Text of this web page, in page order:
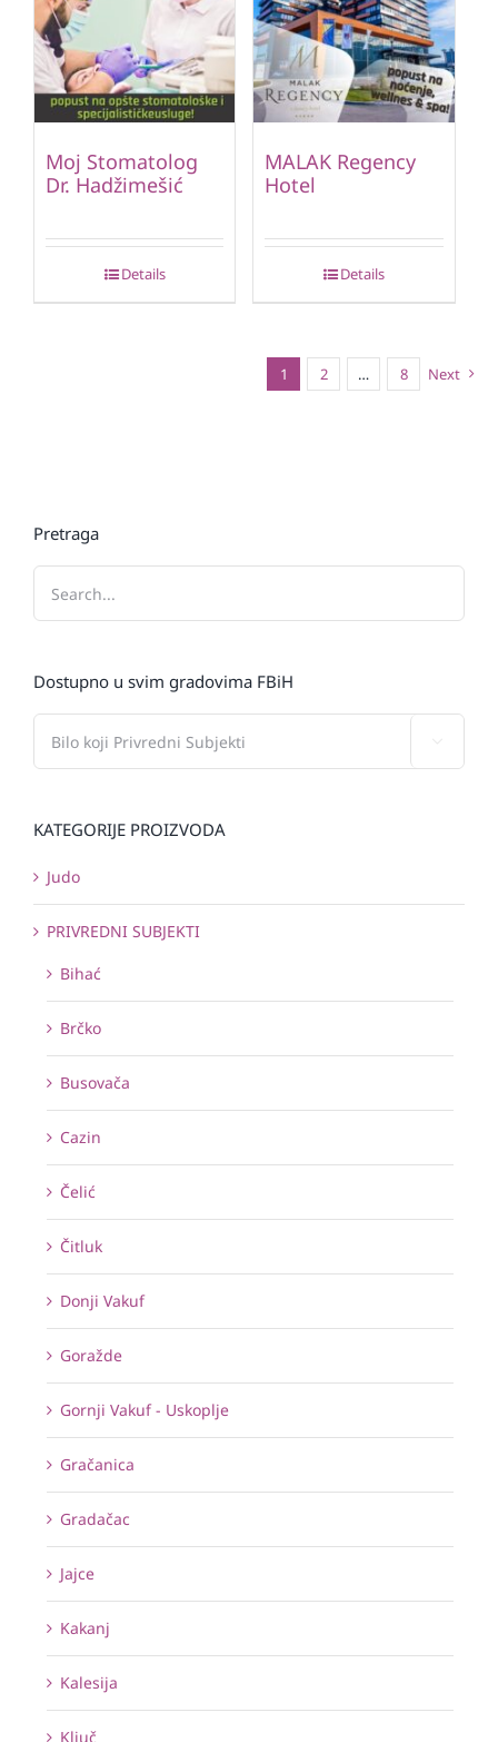
Moj Stomatolog
Dr. Hadžimešić
Details
MALAK Regency
Hotel
Details
1 2 … 8 Next
Pretraga
Dostupno u svim gradovima FBiH
KATEGORIJE PROIZVODA
Judo
PRIVREDNI SUBJEKTI
Bihać
Brčko
Busovača
Cazin
Čelić
Čitluk
Donji Vakuf
Goražde
Gornji Vakuf - Uskoplje
Gračanica
Gradačac
Jajce
Kakanj
Kalesija
Ključ